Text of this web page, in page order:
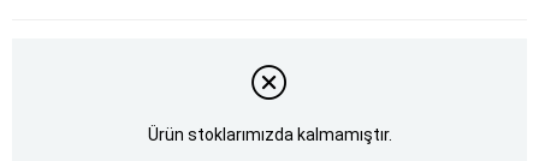
Ürün stoklarımızda kalmamıştır.